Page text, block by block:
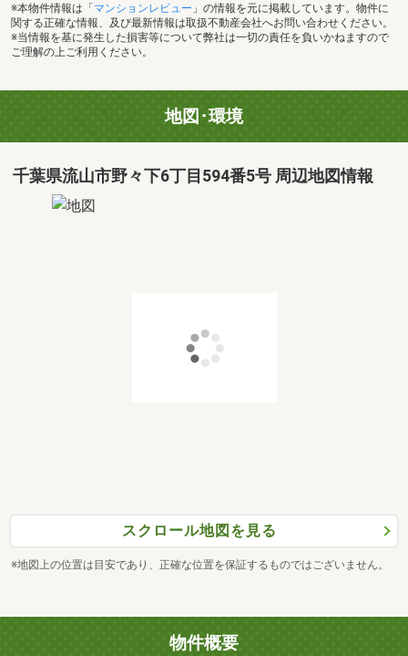
※本物件情報は「 マンションレビュー 」の情報を元に掲載しています。物件に
関する正確な情報、及び最新情報は取扱不動産会社へお問い合わせください。
※当情報を基に発生した損害等について弊社は一切の責任を負いかねますので
ご理解の上ご利用ください。
地図･環境
千葉県流山市野々下6丁目594番5号 周辺地図情報
スクロール地図を見る
※地図上の位置は目安であり、正確な位置を保証するものではございません。
物件概要